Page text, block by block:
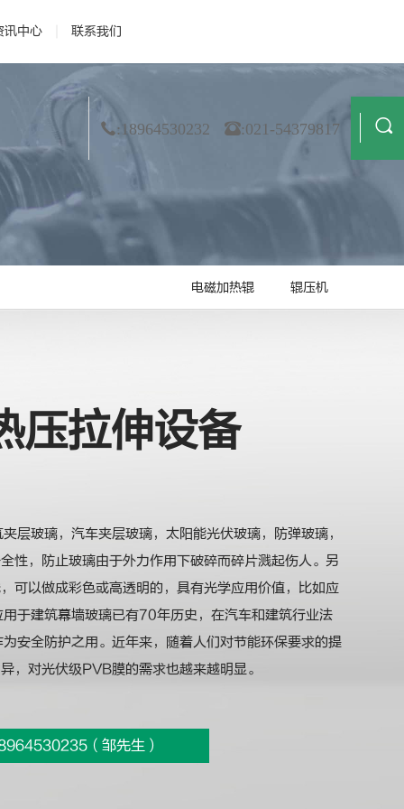
· 合作伙伴
· 膜材料
讯中心
公司新闻
联系我们
:18964530232 :021-54379817
电磁加热辊 辊压机
压拉伸设备
层玻璃，汽车夹层玻璃，太阳能光伏玻璃，防弹玻璃，
性，防止玻璃由于外力作用下破碎而碎片溅起伤人。另
可以做成彩色或高透明的，具有光学应用价值，比如应
于建筑幕墙玻璃已有70年历史，在汽车和建筑行业法
安全防护之用。近年来，随着人们对节能环保要求的提
，对光伏级PVB膜的需求也越来越明显。
（邹先生）